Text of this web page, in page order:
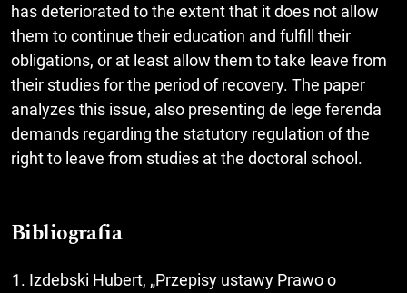
has deteriorated to the extent that it does not allow
them to continue their education and fulfill their
obligations, or at least allow them to take leave from
their studies for the period of recovery. The paper
analyzes this issue, also presenting de lege ferenda
demands regarding the statutory regulation of the
right to leave from studies at the doctoral school.
Bibliografia
Izdebski Hubert, „Przepisy ustawy Prawo o